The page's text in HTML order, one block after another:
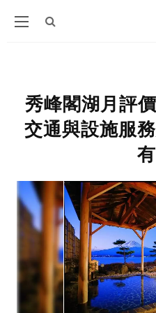
秀峰閣湖月評
交通與設施服